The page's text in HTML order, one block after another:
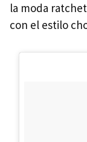
la moda
con el estilo